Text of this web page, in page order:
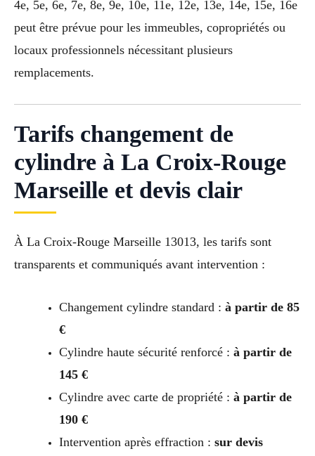
4e, 5e, 6e, 7e, 8e, 9e, 10e, 11e, 12e, 13e, 14e, 15e, 16e
peut être prévue pour les immeubles, copropriétés ou
locaux professionnels nécessitant plusieurs
remplacements.
Tarifs changement de
cylindre à La Croix-Rouge
Marseille et devis clair
À La Croix-Rouge Marseille 13013, les tarifs sont
transparents et communiqués avant intervention :
Changement cylindre standard : à partir de 85
€
Cylindre haute sécurité renforcé : à partir de
145 €
Cylindre avec carte de propriété : à partir de
190 €
Intervention après effraction : sur devis